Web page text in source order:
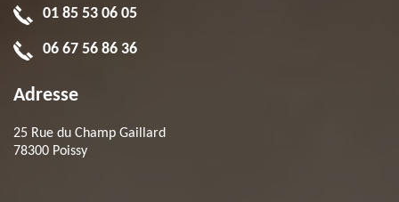
01 85 53 06 05
06 67 56 86 36
Adresse
25 Rue du Champ Gaillard
78300 Poissy